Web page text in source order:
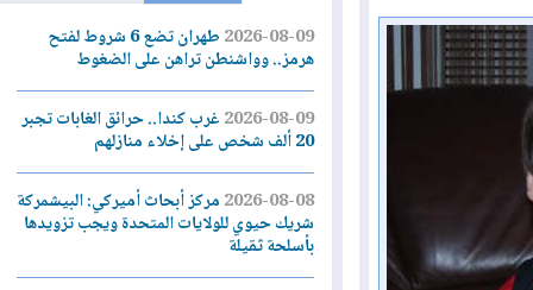
2026-08-09 طهران تضع 6 شروط لفتح
هرمز.. وواشنطن تراهن على الضغوط
2026-08-09غرب كندا.. حرائق الغابات تجبر
2026-08-08مركز أبحاث أميركي: البيشمركة
شريك حيوي للولايات المتحدة ويجب تزويدها
بأسلحة ثقيلة